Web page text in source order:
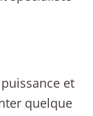
et
quelque